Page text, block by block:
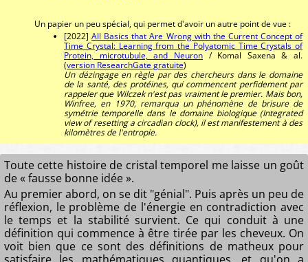
Un papier un peu spécial, qui permet d'avoir un autre point de vue :
[2022]All Basics that Are Wrong with the Current Concept of
Time Crystal: Learning from the Polyatomic Time Crystals of
Protein, microtubule, and Neuron/ Komal Saxena & al.
(version ResearchGate gratuite)
Un dézingage en règle par des chercheurs dans le domaine
de la santé, des protéines, qui commencent perfidement par
rappeler que Wilczek n'est pas vraiment le premier. Mais bon,
Winfree, en 1970, remarqua un phénomène de brisure de
symétrie temporelle dans le domaine biologique (Integrated
view of resetting a circadian clock), il est manifestement à des
kilomètres de l'entropie.
Toute cette histoire de cristal temporel me laisse un goût
de « fausse bonne idée ».
Au premier abord, on se dit "génial". Puis après un peu de
réflexion, le problème de l'énergie en contradiction avec
le temps et la stabilité survient. Ce qui conduit à une
définition qui commence à être tirée par les cheveux. On
voit bien que ce sont des définitions de matheux pour